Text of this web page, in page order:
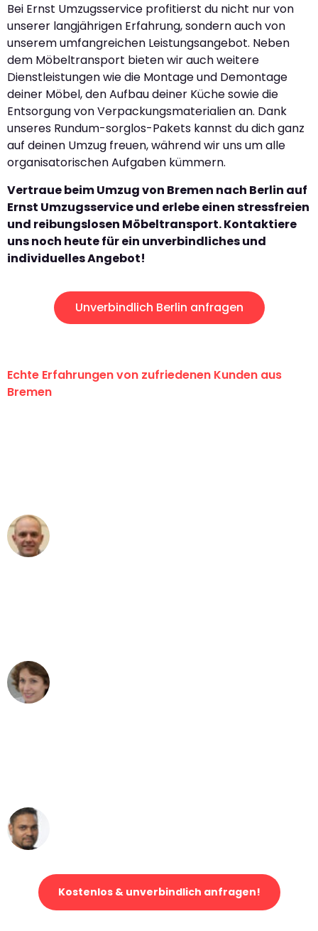
Bei Ernst Umzugsservice profitierst du nicht nur von
unserer langjährigen Erfahrung, sondern auch von
unserem umfangreichen Leistungsangebot. Neben
dem Möbeltransport bieten wir auch weitere
Dienstleistungen wie die Montage und Demontage
deiner Möbel, den Aufbau deiner Küche sowie die
Entsorgung von Verpackungsmaterialien an. Dank
unseres Rundum-sorglos-Pakets kannst du dich ganz
auf deinen Umzug freuen, während wir uns um alle
organisatorischen Aufgaben kümmern.
Vertraue beim Umzug von Bremen nach Berlin auf
Ernst Umzugsservice und erlebe einen stressfreien
und reibungslosen Möbeltransport. Kontaktiere
uns noch heute für ein unverbindliches und
individuelles Angebot!
Unverbindlich Berlin anfragen
Echte Erfahrungen von zufriedenen Kunden aus
Bremen
Kostenlos & unverbindlich anfragen!